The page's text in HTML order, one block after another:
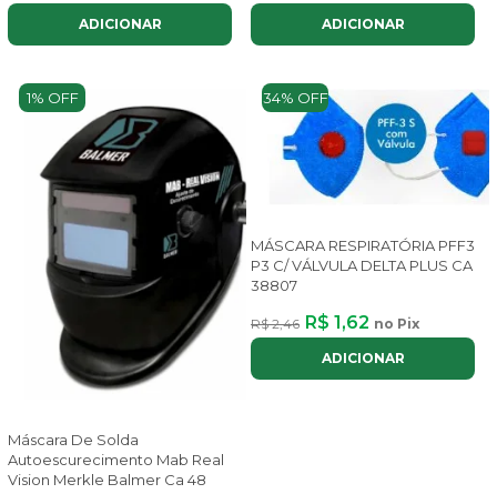
ADICIONAR ADICIONAR
1% OFF
Máscara De Solda
Autoescurecimento Mab Real
Vision Merkle Balmer Ca 48
34% OFF
MÁSCARA RESPIRATÓRIA PFF3
P3 C/ VÁLVULA DELTA PLUS CA
38807
R$ 2,46 R$ 1,62 no Pix
ADICIONAR